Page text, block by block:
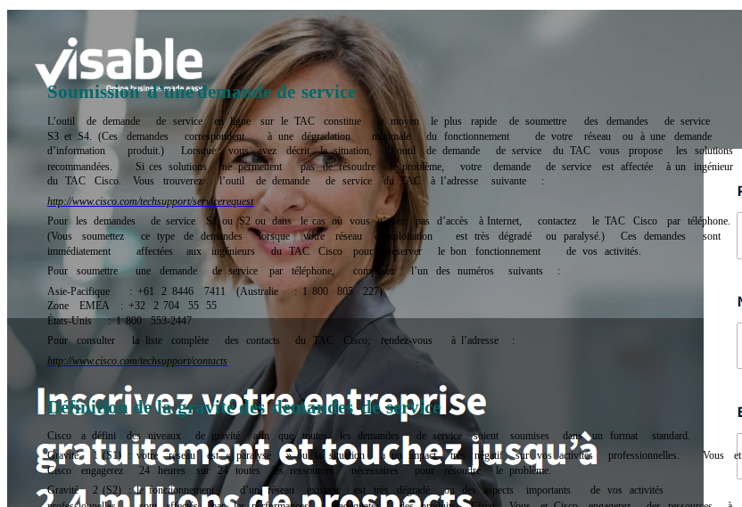
Soumission d’unedemande de service
L’outil de demande de service en ligne sur le TAC constitue le moyen le plus rapide de soumettre des demandes de service
S3 et S4. (Ces demandes correspondent à une dégradation minimale du fonctionnement de votre réseau ou à une
demande
d’information
produit.) Lorsque vous avez décrit la situation, l’outil de demande de service du TAC vous propose les
solutions
recommandées.
Si ces solutions ne permettent pas de résoudre le problème, votre demande de service est affectée à un
ingénieur
du TAC Cisco. Vous trouverez l’outil de demande de service du TAC à l’adresse suivante
:
http://www.cisco.com/techsupport/servicerequest
Pour
les demandes de service S1 ou S2 ou dans le cas où vous n’avez pas d’accès à Internet, contactez le TAC Cisco par téléphone.
(Vous
soumettez ce type de demandes lorsque votre réseau d’exploitation est très dégradé ou paralysé.) Ces demandes
sont
immédiatement
affectées aux ingénieurs du TAC Cisco pour préserver le bon fonctionnement de vos activités.
Pour
soumettre une demande de service par téléphone, composez l’un des numéros suivants
:
Asie-Pacifique
: +61 2 8446 7411 (Australie : 1 800 805
227)
Zone
EMEA : +32 2 704 55 55
États-Unis
: 1 800
553-2447
Pour
consulter la liste complète des contacts du TAC Cisco, rendez-vous à l’adresse
:
http://www.cisco.com/techsupport/contacts
Définition de la gravité des demandes de service
Cisco a défini des niveaux de gravité afin que toutes les demandes de service soient soumises dans un format
standard.
Gravité
1 (S1) : votre réseau est « paralysé » ou situation a un impact très négatif sur vos activités professionnelles. Vous
et
Cisco
engagerez 24 heures sur 24 toutes les ressources nécessaires pour résoudre le problème.
Gravité
2 (S2) : le fonctionnement d’un réseau existant est très dégradé ou des aspects importants de vos
activités